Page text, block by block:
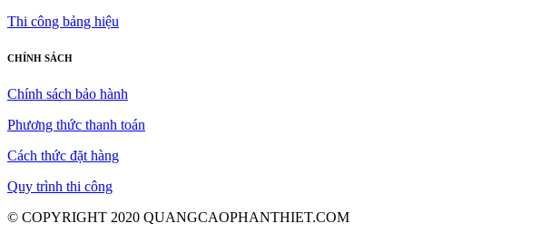
Thi công bảng hiệu
CHÍNH SÁCH
Chính sách bảo hành
Phương thức thanh toán
Cách thức đặt hàng
Quy trình thi công
© COPYRIGHT 2020 QUANGCAOPHANTHIET.COM